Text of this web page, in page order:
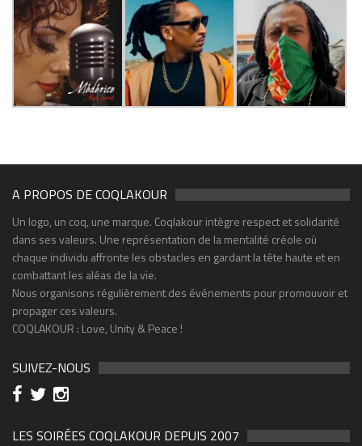
A PROPOS DE COQLAKOUR
Un logo, un coq, une marque. Coqlakour intègre respect et solidarité
dans ses valeurs. Une représentation de la mentalité créole où
chaque individu affronte les obstacles en gardant la tête haute et en
combattant les aléas de la vie.
Nous organisons régulièrement des événements pour promouvoir et
propager ces valeurs.
COQLAKOUR : Love, Unity & Peace !
SUIVEZ-NOUS
LES SOIRÉES COQLAKOUR DEPUIS 2007